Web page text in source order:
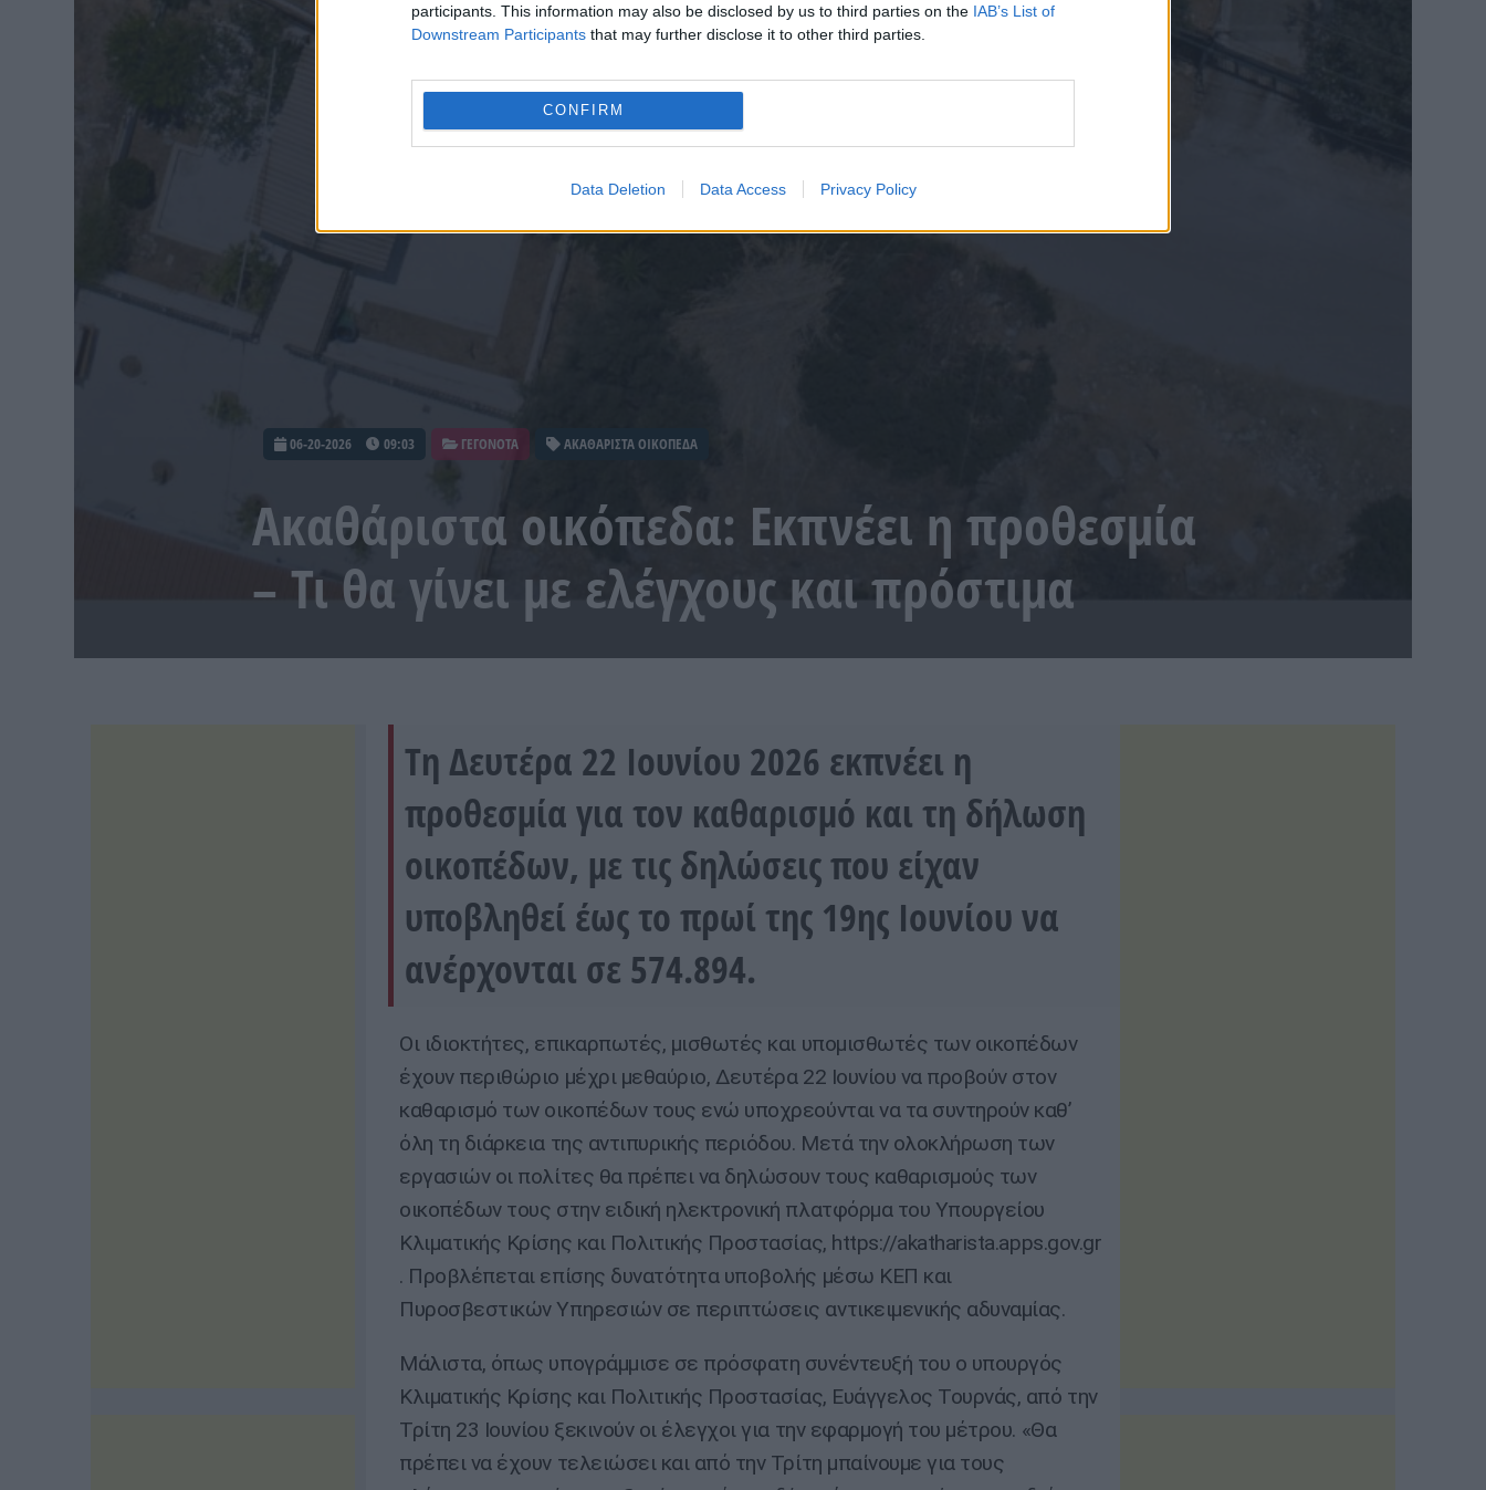
participants. This information may also be disclosed by us to third parties on the IAB’s List of
Downstream Participants that may further disclose it to other third parties.
CONFIRM
Data Deletion Data Access Privacy Policy
06-20-2026 09:03 ΓΕΓΟΝΟΤΑ ΑΚΑΘΑΡΙΣΤΑ ΟΙΚΟΠΕΔΑ
Ακαθάριστα οικόπεδα: Εκπνέει η προθεσμία
– Τι θα γίνει με ελέγχους και πρόστιμα
Tη Δευτέρα 22 Ιουνίου 2026 εκπνέει η
προθεσμία για τον καθαρισμό και τη δήλωση
οικοπέδων, με τις δηλώσεις που είχαν
υποβληθεί έως το πρωί της 19ης Ιουνίου να
ανέρχονται σε 574.894.
Οι ιδιοκτήτες, επικαρπωτές, μισθωτές και υπομισθωτές των οικοπέδων
έχουν περιθώριο μέχρι μεθαύριο, Δευτέρα 22 Ιουνίου να προβούν στον
καθαρισμό των οικοπέδων τους ενώ υποχρεούνται να τα συντηρούν καθ’
όλη τη διάρκεια της αντιπυρικής περιόδου. Μετά την ολοκλήρωση των
εργασιών οι πολίτες θα πρέπει να δηλώσουν τους καθαρισμούς των
οικοπέδων τους στην ειδική ηλεκτρονική πλατφόρμα του Υπουργείου
Κλιματικής Κρίσης και Πολιτικής Προστασίας, https://akatharista.apps.gov.gr
. Προβλέπεται επίσης δυνατότητα υποβολής μέσω ΚΕΠ και
Πυροσβεστικών Υπηρεσιών σε περιπτώσεις αντικειμενικής αδυναμίας.
Μάλιστα, όπως υπογράμμισε σε πρόσφατη συνέντευξή του ο υπουργός
Κλιματικής Κρίσης και Πολιτικής Προστασίας, Ευάγγελος Τουρνάς, από την
Τρίτη 23 Ιουνίου ξεκινούν οι έλεγχοι για την εφαρμογή του μέτρου. «Θα
πρέπει να έχουν τελειώσει και από την Τρίτη μπαίνουμε για τους